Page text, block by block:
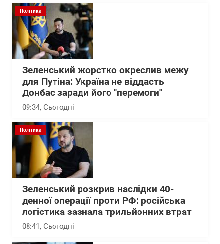
Політика
Зеленський жорстко окреслив межу
для Путіна: Україна не віддасть
Донбас заради його "перемоги"
09:34, Сьогодні
Політика
Зеленський розкрив наслідки 40-
денної операції проти РФ: російська
логістика зазнала трильйонних втрат
08:41, Сьогодні